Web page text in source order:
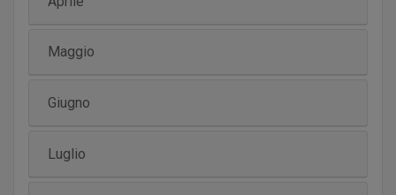
Maggio
Giugno
Luglio